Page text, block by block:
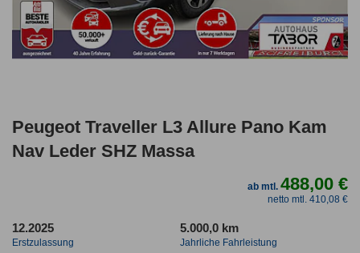
Peugeot Traveller L3 Allure Pano Kam
Nav Leder SHZ Massa
ab mtl.488,00 €
netto mtl. 410,08 €
12.2025
Erstzulassung
5.000,0 km
Jahrliche Fahrleistung